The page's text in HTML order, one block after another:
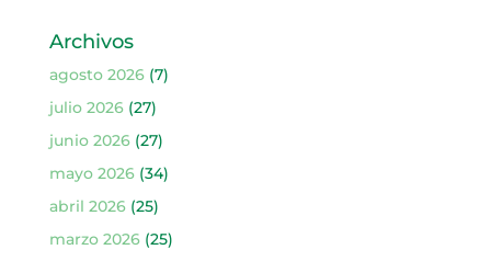
Archivos
agosto 2026(7)
julio 2026(27)
junio 2026(27)
mayo 2026(34)
abril 2026(25)
marzo 2026(25)